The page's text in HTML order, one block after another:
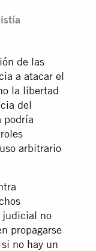
de las
a atacar el
la libertad
del
podría
arbitrario
judicial no
propagarse
no hay un